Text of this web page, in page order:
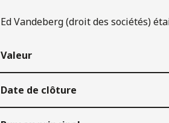
Ed Vandeberg (droit des sociétés)
Valeur
Date de clôture